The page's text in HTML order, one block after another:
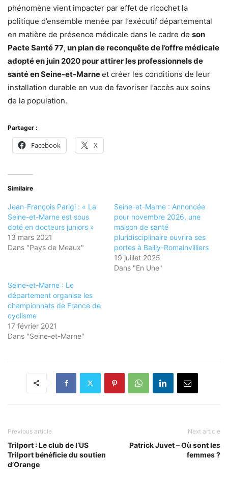
phénomène vient impacter par effet de ricochet la
politique d’ensemble menée par l’exécutif départemental
en matière de présence médicale dans le cadre de son
Pacte Santé 77, un plan de reconquête de l’offre médicale
adopté en juin 2020 pour attirer les professionnels de
santé en Seine-et-Marneet créer les conditions de leur
installation durable en vue de favoriser l’accès aux soins
de la population.
Partager :
Facebook X
Similaire
Jean-François Parigi : « La
Seine-et-Marne est sous
doté en docteurs juniors »
13 mars 2021
Dans "Pays de Meaux"
Seine-et-Marne : Annoncée
pour novembre 2026, une
maison de santé
pluridisciplinaire ouvrira ses
portes à Bailly-Romainvilliers
19 juillet 2025
Dans "En Une"
Seine-et-Marne : Le
département organise les
championnats de France de
cyclisme
17 février 2021
Dans "Seine-et-Marne"
Previous article
Trilport : Le club de l’US
Trilport bénéficie du soutien
d’Orange
Next article
Patrick Juvet – Où sont les
femmes ?